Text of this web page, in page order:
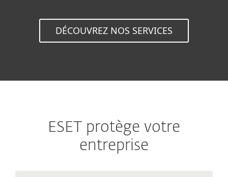
DÉCOUVREZ NOS SERVICES
ESET protège votre
entreprise